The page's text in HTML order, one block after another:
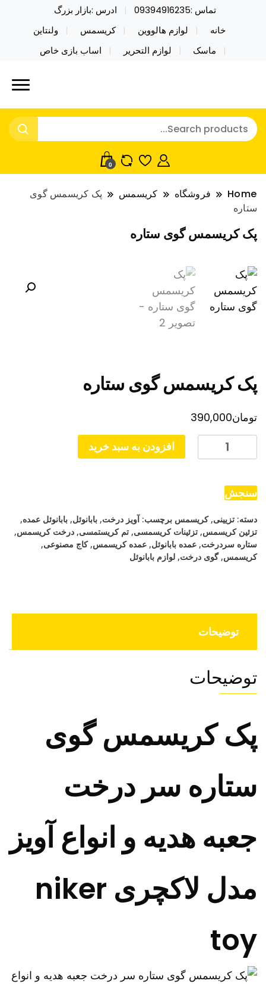
تماس :09394916235
ادرس :بازار بزرگ
خانه
لوازم هالووین کریسمس
ولنتاین
ماسک
لوازم التحریر اساب بازی خاص
نایکر توی فروش عمده لوازم هالووین
ولن تاین کادویی کریسمس اکسسوری
خرید محصولات خاص فیجت اسباب بازی تراول ماگ نایکر
توی فروش عمده لوازم هالووین ولن تاین کادویی
کریسمس اکسسوری ماسک در واردات مستقیم
0
Home فروشگاه کریسمس
پک کریسمس گوی
ستاره
پک کریسمس گوی ستاره
پک کریسمس گوی ستاره
تومان390,000
کریسمس
ستاره
افزودن به سبد خرید
سنجش
دسته: تزیینی,کریسمس برچسب: آویز درخت, بابانوئل, بابانوئل عمده,
تزئین کریسمس, تزئینات کریسمسی, تم کریستمسی, درخت کریسمس,
ستاره سردرخت, عمده بابانوئل, عمده کریسمس,کاج مصنوعی,
کریسمس,گوی درخت, لوازم بابانوئل
توضیحات
توضیحات
پک کریسمس گوی
ستاره سر درخت
جعبه هدیه و انواع آویز
مدل لاکچری niker
toy